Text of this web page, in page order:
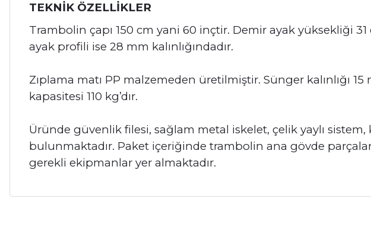
TEKNİK ÖZELLİKLER
Trambolin çapı 150 cm yani 60 inçtir. Demir ayak yüksekliği
ayak profili ise 28 mm kalınlığındadır.
Zıplama matı PP malzemeden üretilmiştir. Sünger kalınlığı
kapasitesi 110 kg’dır.
Üründe güvenlik filesi, sağlam metal iskelet, çelik yaylı
bulunmaktadır. Paket içeriğinde trambolin ana gövde
gerekli ekipmanlar yer almaktadır.